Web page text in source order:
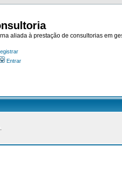
aliada à prestação de consultorias em
Entrar